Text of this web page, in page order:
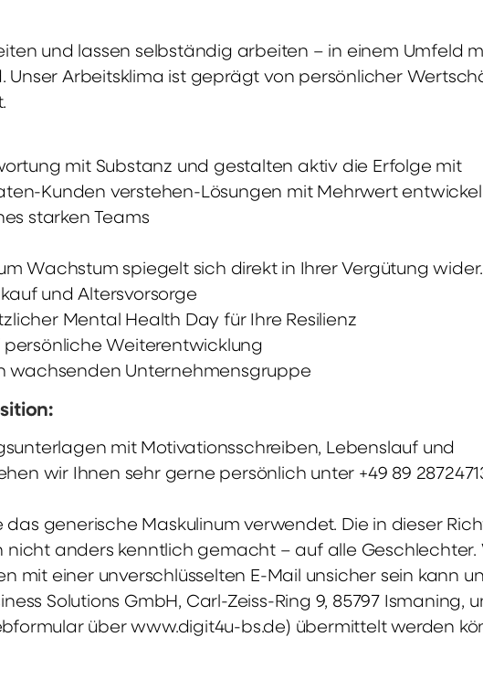
und lassen selbständig arbeiten – in einem Umfeld
Arbeitsklima ist geprägt von persönlicher
mit Substanz und gestalten aktiv die Erfolge mit
Kunden verstehen-Lösungen mit Mehrwert
starken Teams
Wachstum spiegelt sich direkt in Ihrer Vergütung wider.
und Altersvorsorge
Mental Health Day für Ihre Resilienz
persönliche Weiterentwicklung
wachsenden Unternehmensgruppe
mit Motivationsschreiben, Lebenslauf und
wir Ihnen sehr gerne persönlich unter +49 89
generische Maskulinum verwendet. Die in dieser
anders kenntlich gemacht – auf alle Geschlechter.
mit einer unverschlüsselten E-Mail unsicher sein kann
Solutions GmbH, Carl-Zeiss-Ring 9, 85797 Ismaning,
über www.digit4u-bs.de) übermittelt werden